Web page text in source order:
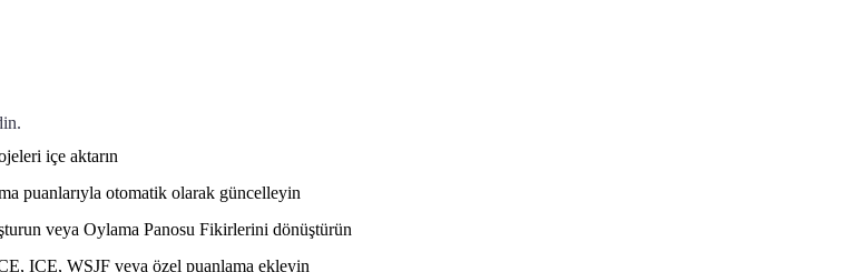
içe aktarın
puanlarıyla otomatik olarak güncelleyin
veya Oylama Panosu Fikirlerini dönüştürün
ICE, WSJF veya özel puanlama ekleyin